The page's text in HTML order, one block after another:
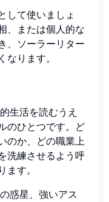
して使いましょ
、または個人的な
、ソーラーリター
なります。
生活を読むうえ
のひとつです。ど
のか、どの職業上
洗練させるよう呼
す。
惑星、強いアス